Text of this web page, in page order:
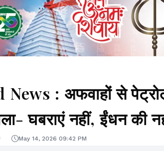
: अफवाहों से
घबराएं नहीं, ईंधन की
May 14, 2026 09:42 PM